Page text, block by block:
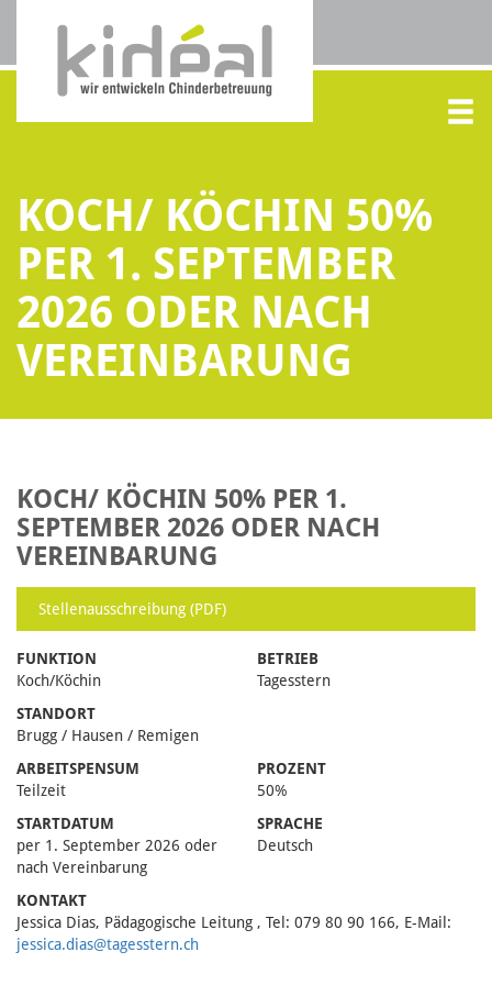
KOCH/ KÖCHIN 50%
PER 1. SEPTEMBER
2026 ODER NACH
VEREINBARUNG
KOCH/ KÖCHIN 50% PER 1.
SEPTEMBER 2026 ODER NACH
VEREINBARUNG
Stellenausschreibung (PDF)
FUNKTION
Koch/Köchin
BETRIEB
Tagesstern
STANDORT
Brugg / Hausen / Remigen
ARBEITSPENSUM
Teilzeit
PROZENT
50%
STARTDATUM
per 1. September 2026 oder
nach Vereinbarung
SPRACHE
Deutsch
KONTAKT
Jessica Dias, Pädagogische Leitung , Tel: 079 80 90 166, E-Mail:
jessica.dias@tagesstern.ch